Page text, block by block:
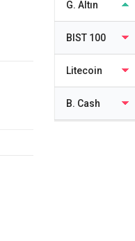
G. Altın
BIST 100
Litecoin
B. Cash